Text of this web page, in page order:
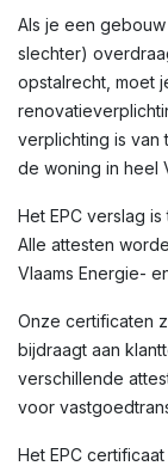
Als je een
slechter)
opstalrecht, moet
verplichting is van
de woning in heel
Het EPC verslag
Alle attesten
Vlaams Energie-
Onze certificaten
bijdraagt aan
verschillende
voor
Het EPC